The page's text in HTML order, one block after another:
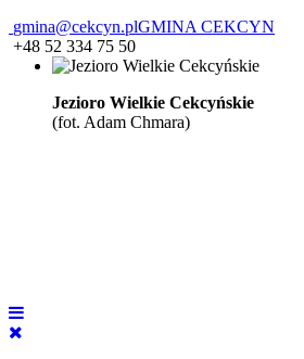
gmina@cekcyn.pl
+48 52 334 75 50
GMINA CEKCYN
Jezioro Wielkie Cekcyńskie
(fot. Adam Chmara)